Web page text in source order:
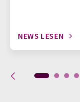
NEWS LESEN